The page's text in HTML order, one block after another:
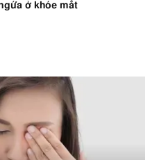
ở khóe mắt